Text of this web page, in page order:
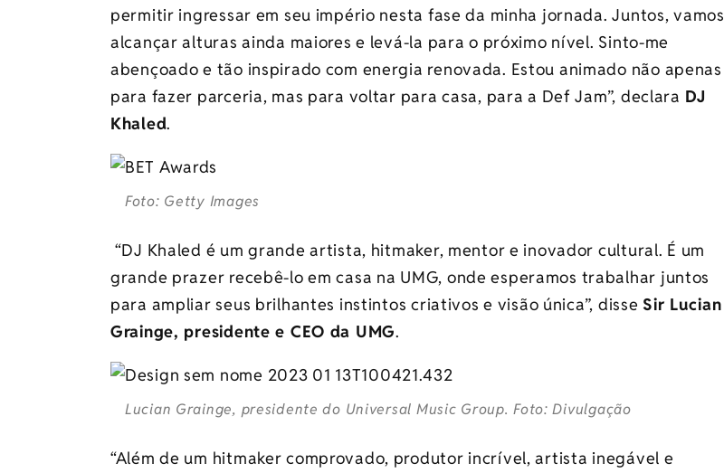
permitir ingressar em seu império nesta fase da minha jornada. Juntos, vamos
alcançar alturas ainda maiores e levá-la para o próximo nível. Sinto-me
abençoado e tão inspirado com energia renovada. Estou animado não apenas
para fazer parceria, mas para voltar para casa, para a Def Jam”, declara DJ
Khaled.
Foto: Getty Images
“DJ Khaled é um grande artista, hitmaker, mentor e inovador cultural. É um
grande prazer recebê-lo em casa na UMG, onde esperamos trabalhar juntos
para ampliar seus brilhantes instintos criativos e visão única”, disse Sir Lucian
Grainge, presidente e CEO da UMG.
Lucian Grainge, presidente do Universal Music Group. Foto: Divulgação
“Além de um hitmaker comprovado, produtor incrível, artista inegável e